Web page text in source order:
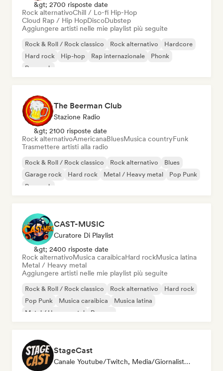
&gt; 2700 risposte date
Rock alternativoChill / Lo-fi Hip-Hop
Cloud Rap / Hip HopDiscoDubstep
Aggiungere artisti nelle mie playlist più seguite
Rock & Roll / Rock classico Rock alternativo
Hardcore
Hard rock
Hip-hop Rap internazionale
Phonk
Pop rock
The Beerman Club
Stazione Radio
&gt; 2100 risposte date
Rock alternativoAmericanaBluesMusica countryFunk
Trasmettere artisti alla radio
Rock & Roll / Rock classico Rock alternativo
Blues
Garage rock
Hard rock Metal / Heavy metal
Pop Punk
Pop rock
CAST-MUSIC
Curatore Di Playlist
&gt; 2400 risposte date
Rock alternativoMusica caraibicaHard rockMusica latina
Metal / Heavy metal
Aggiungere artisti nelle mie playlist più seguite
Rock & Roll / Rock classico Rock alternativo
Hard rock
Pop Punk
Musica caraibica
Musica latina
Metal / Heavy metal
Reggae
StageCast
Canale Youtube/Twitch, Media/Giornalista, Mentore, Social Media Influencer, Esperto Del Suono